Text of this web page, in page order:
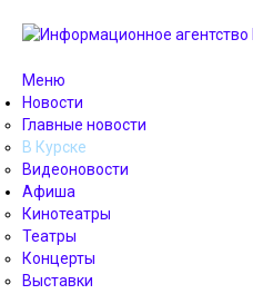
Меню
Новости
Главные новости
В Курске
Видеоновости
Афиша
Кинотеатры
Театры
Концерты
Выставки